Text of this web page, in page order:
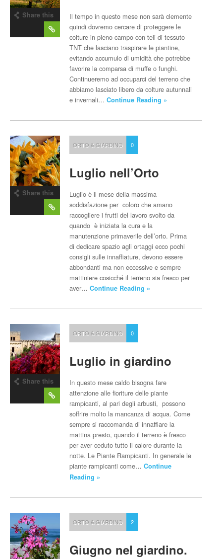
Share this
Il tempo in questo mese non sarà clemente
quindi dovremo cercare di proteggere le
colture in pieno campo con teli di tessuto
TNT che lasciano traspirare le piantine,
evitando accumulo di umidità che potrebbe
favorire la comparsa di muffe o funghi.
Continueremo ad occuparci del terreno che
abbiamo lasciato libero da colture autunnali
e invernali…Continue Reading »
Share this
ORTO & GIARDINO 0
Luglio nell’Orto
Luglio è il mese della massima
soddisfazione per coloro che amano
raccogliere i frutti del lavoro svolto da
quando è iniziata la cura e la
manutenzione primaverile dell’orto. Prima
di dedicare spazio agli ortaggi ecco pochi
consigli sulle innaffiature, devono essere
abbondanti ma non eccessive e sempre
mattiniere cosicché il terreno sia fresco per
aver…Continue Reading »
Share this
ORTO & GIARDINO 0
Luglio in giardino
In questo mese caldo bisogna fare
attenzione alle fioriture delle piante
rampicanti, al pari degli arbusti, possono
soffrire molto la mancanza di acqua. Come
sempre si raccomanda di innaffiare la
mattina presto, quando il terreno è fresco
per aver ceduto tutto il calore durante la
notte. Le Piante Rampicanti. In generale le
piante rampicanti come…Continue
Reading »
ORTO & GIARDINO 2
Giugno nel giardino.